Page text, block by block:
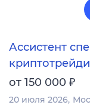
Ассистент
от 150 000 ₽
20 июля 2026